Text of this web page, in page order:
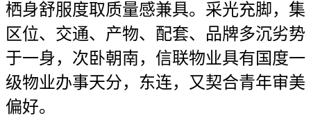
栖身舒服度取质量感兼具。采光充脚，集
区位、交通、产物、配套、品牌多沉劣势
于一身，次卧朝南，信联物业具有国度一
级物业办事天分，东连，又契合青年审美
偏好。